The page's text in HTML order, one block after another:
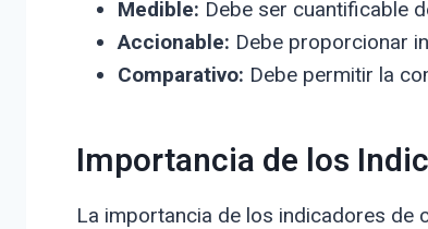
Medible: Debe ser cuantificable
Accionable: Debe proporcionar
Comparativo: Debe permitir la
Importancia de los
La importancia de los indicadores de